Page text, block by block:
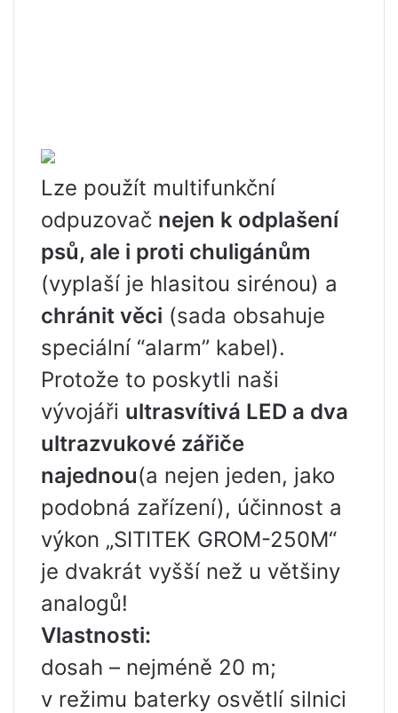
Lze použít multifunkční
odpuzovač nejen k odplašení
psů, ale i proti chuligánům
(vyplaší je hlasitou sirénou) a
chránit věci (sada obsahuje
speciální “alarm” kabel).
Protože to poskytli naši
vývojáři ultrasvítivá LED a dva
ultrazvukové zářiče
najednou(a nejen jeden, jako
podobná zařízení), účinnost a
výkon „SITITEK GROM-250M“
je dvakrát vyšší než u většiny
analogů!
Vlastnosti:
dosah – nejméně 20 m;
v režimu baterky osvětlí silnici